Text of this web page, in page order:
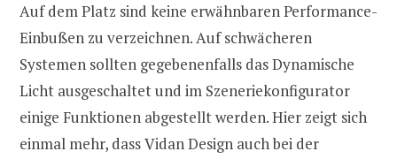
Auf dem Platz sind keine erwähnbaren Performance-
Einbußen zu verzeichnen. Auf schwächeren
Systemen sollten gegebenenfalls das Dynamische
Licht ausgeschaltet und im Szeneriekonfigurator
einige Funktionen abgestellt werden. Hier zeigt sich
einmal mehr, dass Vidan Design auch bei der